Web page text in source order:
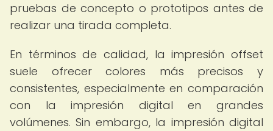
pruebas de concepto o prototipos antes de
realizar una tirada completa.
En términos de calidad, la impresión offset
suele ofrecer colores más precisos y
consistentes, especialmente en comparación
con la impresión digital en grandes
volúmenes. Sin embargo, la impresión digital